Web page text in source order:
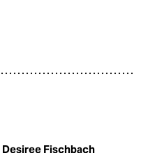
Desiree Fischbach